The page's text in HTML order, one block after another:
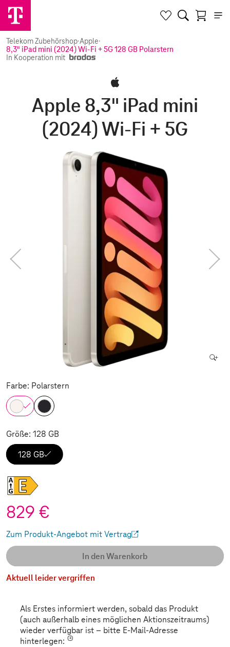
Telekom Zubehörshop·Apple·
8,3" iPad mini (2024) Wi-Fi + 5G 128 GB Polarstern
In Kooperation mit
Apple 8,3" iPad mini
(2024) Wi-Fi + 5G
Farbe: Polarstern
Größe: 128 GB
128 GB
829 €
Zum Produkt-Angebot mit Vertrag
(Wird in einem neuen Tab geöffnet)
In den Warenkorb
Aktuell leider vergriffen
Als Erstes informiert werden, sobald das Produkt
(auch außerhalb eines möglichen Aktionszeitraums)
wieder verfügbar ist – bitte E-Mail-Adresse
hinterlegen: *